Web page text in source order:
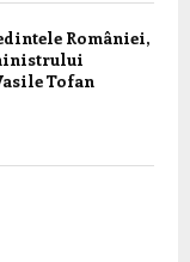
României,
Tofan